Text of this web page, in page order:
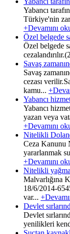
Yabancı
Türkiye'nin
+Devamını
Özel belgede
Özel belgede
Savaş
Savaş
cezası
kamu...
Yabancı
Yabancı
yazan veya
+Devamını
Nitelikli
Ceza Kanunu
yararlanmak
+Devamını
Nitelikli
Malvarlığına
18/6/2014-
var...
Devlet
Devlet
yenilikleri